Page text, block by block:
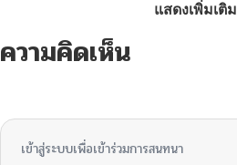
ตอนที่ 313
ตอนที่ 311
แสดงเพิ่มเติม
ความคิดเห็น
เข้าสู่ระบบเพื่อเข้าร่วมการสนทนา